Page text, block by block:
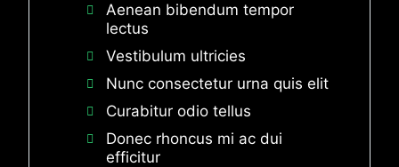
Aenean bibendum tempor
lectus
Vestibulum ultricies
Nunc consectetur urna quis elit
Curabitur odio tellus
Donec rhoncus mi ac dui
efficitur